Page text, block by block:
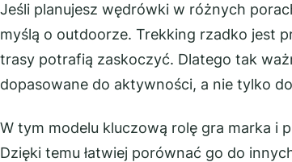
Jeśli planujesz wędrówki w różnych
myślą o outdoorze. Trekking rzadko jest
trasy potrafią zaskoczyć. Dlatego tak
dopasowane do aktywności, a nie tylko
W tym modelu kluczową rolę gra marka i
Dzięki temu łatwiej porównać go do